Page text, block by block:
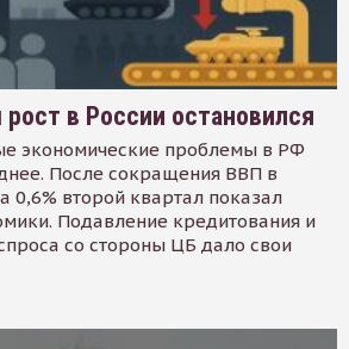
в России остановился
экономические проблемы в РФ
После сокращения ВВП в
0,6% второй квартал показал
Подавление кредитования и
со стороны ЦБ дало свои